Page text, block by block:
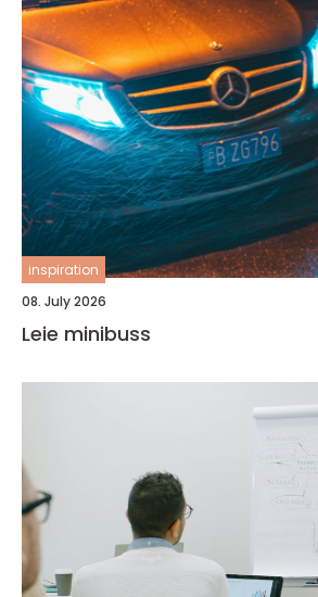
inspiration
08. July 2026
Leie minibuss